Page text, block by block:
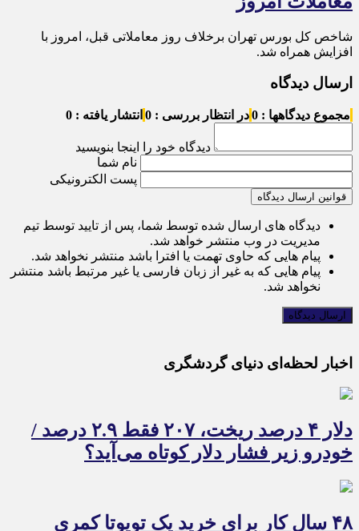
شاخص کل بورس تهران برخلاف روز معاملاتی قبل، امروز با
افزایش همراه شد.
ارسال دیدگاه
مجموع دیدگاهها : 0 در انتظار بررسی : 0 انتشار یافته : 0
دیدگاه خود را اینجا بنویسید
نام شما
پست الکترونیکی
قوانین ارسال دیدگاه
دیدگاه های ارسال شده توسط شما، پس از تایید توسط تیم
مدیریت در وب منتشر خواهد شد.
پیام هایی که حاوی تهمت یا افترا باشد منتشر نخواهد شد.
پیام هایی که به غیر از زبان فارسی یا غیر مرتبط باشد منتشر
نخواهد شد.
اخبار لحظه‌ای دنیای گردشگری
دلار ۴ درصد ریخت، ۲۰۷ فقط ۲.۹ درصد /
خودرو زیر فشار دلار کوتاه می‌آید؟
۴۸ سال کار برای خرید یک تویوتا کمری